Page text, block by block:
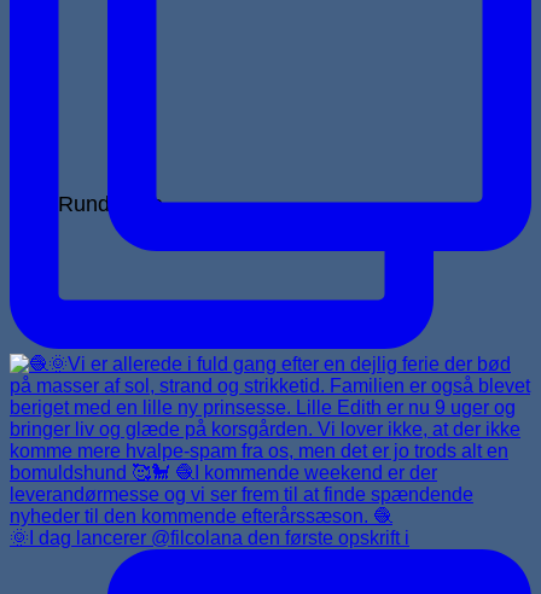
Rundpinde
🌞I dag lancerer @filcolana den første opskrift i